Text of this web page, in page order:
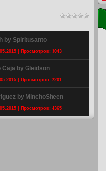
by Spiritusanto
| Просмотров: 3043
Caja by Gleidson
| Просмотров: 2201
by MinchoSheen
| Просмотров: 4365